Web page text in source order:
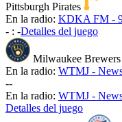
Pittsburgh Pirates
En la radio: KDKA FM -
- : -Detalles del juego
Milwaukee Brewers
En la radio: WTMJ -
--
En la radio: WTMJ -
Detalles del juego